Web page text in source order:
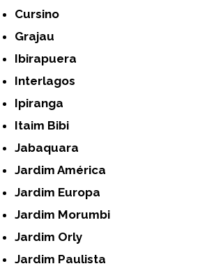
Cursino
Grajau
Ibirapuera
Interlagos
Ipiranga
Itaim Bibi
Jabaquara
Jardim América
Jardim Europa
Jardim Morumbi
Jardim Orly
Jardim Paulista